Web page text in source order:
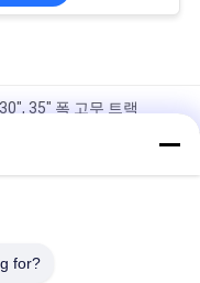
35" 폭 고무 트랙
축적 흐름 결
름 조합 고무 트랙 너비
for?